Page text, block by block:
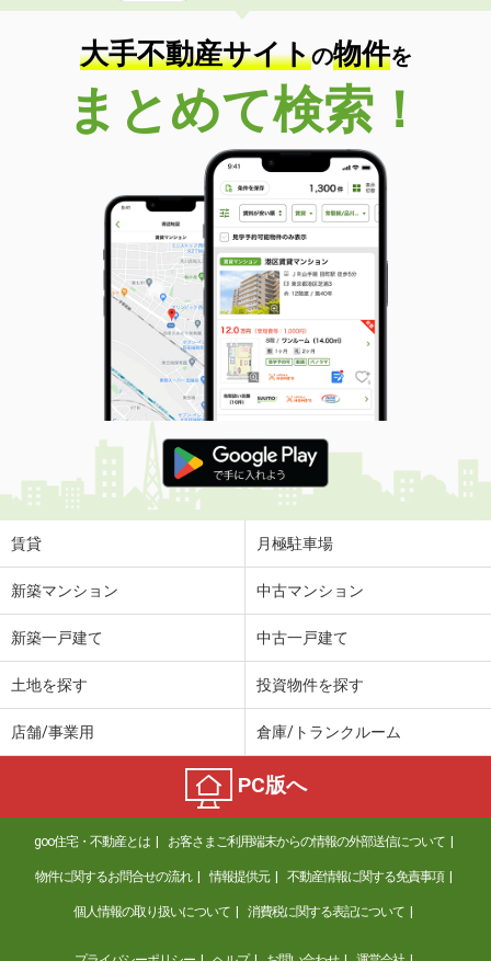
専有面積 50.01m²
間取り
1LDK
福岡県北九州市小倉南区津田４
価 格
7.60万円
福岡県北九州市小倉南区津田４
58.6m²
間取り
2LDK
福岡県北九州市小倉南区南方３
価 格
7.35万円
住 所
福岡県北九州市小倉南区南方３
専有面積 48.61m²
間取り
2LDK
福岡県北九州市小倉南区南方３
価 格
7.55万円
住 所
福岡県北九州市小倉南区南方３
専有面積
福岡県北九州市小倉南区下南方１
2.60万円
福岡県北九州市小倉南区葛原元町１
6.45万円
住 所
福岡県北九州市小倉南区葛原元町１
専有面積 50.01m²
間取り
1LDK
福岡県北九州市小倉南区下曽根４
大手不動産サイトの物件を
まとめて検索！
賃貸 月極駐車場
新築マンション 中古マンション
新築一戸建て 中古一戸建て
土地を探す 投資物件を探す
店舗/事業用 倉庫/トランクルーム
PC版へ
goo住宅・不動産とは お客さまご利用端末からの情報の外部送信について
物件に関するお問合せの流れ 情報提供元 不動産情報に関する免責事項
個人情報の取り扱いについて 消費税に関する表記について